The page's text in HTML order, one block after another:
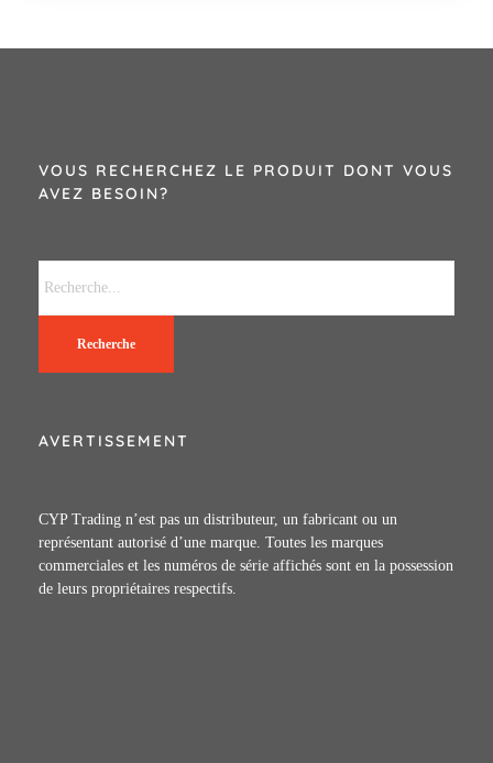
VOUS RECHERCHEZ LE PRODUIT DONT VOUS
AVEZ BESOIN?
Recherche
AVERTISSEMENT
CYP Trading n’est pas un distributeur, un fabricant ou un
représentant autorisé d’une marque. Toutes les marques
commerciales et les numéros de série affichés sont en la possession
de leurs propriétaires respectifs.